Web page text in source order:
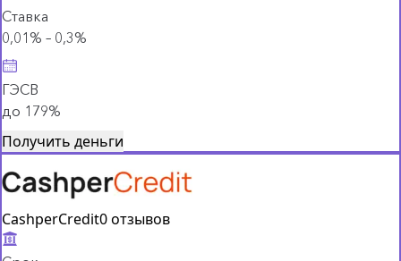
Ставка
0,01% – 0,3%
ГЭСВ
до 179%
Получить деньги
CashperCredit0 отзывов